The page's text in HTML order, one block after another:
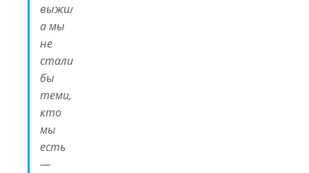
выжили,
а мы
не
стали
бы
теми,
кто
мы
есть
—